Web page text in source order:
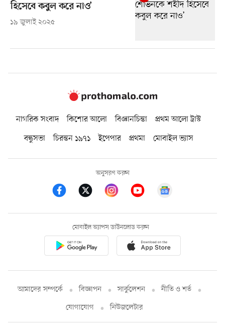
হিসেবে কবুল করে নাও’
১৯ জুলাই ২০২৫
নাগরিক সংবাদ কিশোর আলো বিজ্ঞানচিন্তা
প্রথম আলো ট্রাস্ট
বন্ধুসভা
চিরন্তন ১৯৭১ ইপেপার প্রথমা মোবাইল ভ্যাস
অনুসরণ করুন
মোবাইল অ্যাপস ডাউনলোড করুন
আমাদের সম্পর্কে বিজ্ঞাপন সার্কুলেশন
নীতি ও শর্ত
যোগাযোগ
নিউজলেটার